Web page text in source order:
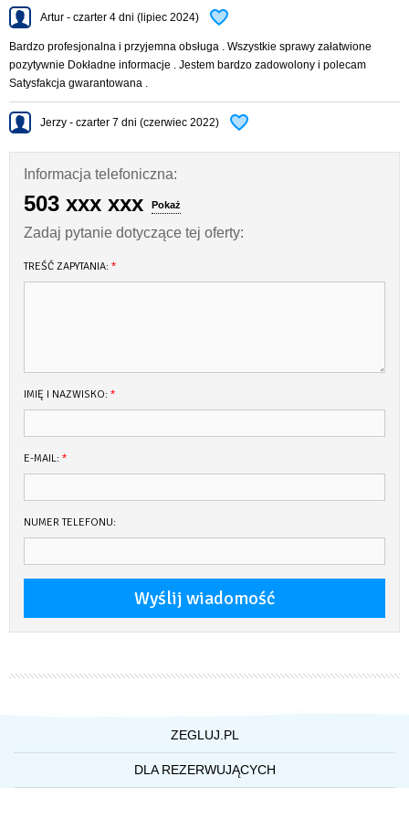
- zbiornik wody: 240 L
- zbiornik ścieków: 47 L
- załoga / koje: 2+2+3
– silniki elektryczne do pływania w strefie ciszy
– panele słoneczne
– silnik spalinowy zaburtowy Mercury 60KM
– podwójne ogrzewanie Webasto
– lodówka kompresorowa WAECO
– ster strumieniowy
– Log + Echosonda + GPS
– głośniki zewnętrzne
– WC elektryczne
– drabinka dziobowa
Odbiór jachtu w godz. 15.00-18.00, zdanie do godz. 10.00. Inne godz. do
Kaucja za jacht 3000,- zł.
Artur - czarter 4 dni (lipiec 2024)
Bardzo profesjonalna i przyjemna obsługa . Wszystkie sprawy załatwione
pozytywnie Dokładne informacje . Jestem bardzo zadowolony i polecam
Satysfakcja gwarantowana .
Jerzy - czarter 7 dni (czerwiec 2022)
Informacja telefoniczna:
503 xxx xxx Pokaż
Zadaj pytanie dotyczące tej oferty:
TREŚĆ ZAPYTANIA: *
IMIĘ I NAZWISKO: *
E-MAIL: *
NUMER TELEFONU:
ZEGLUJ.PL
O NAS
DLA REZERWUJĄCYCH